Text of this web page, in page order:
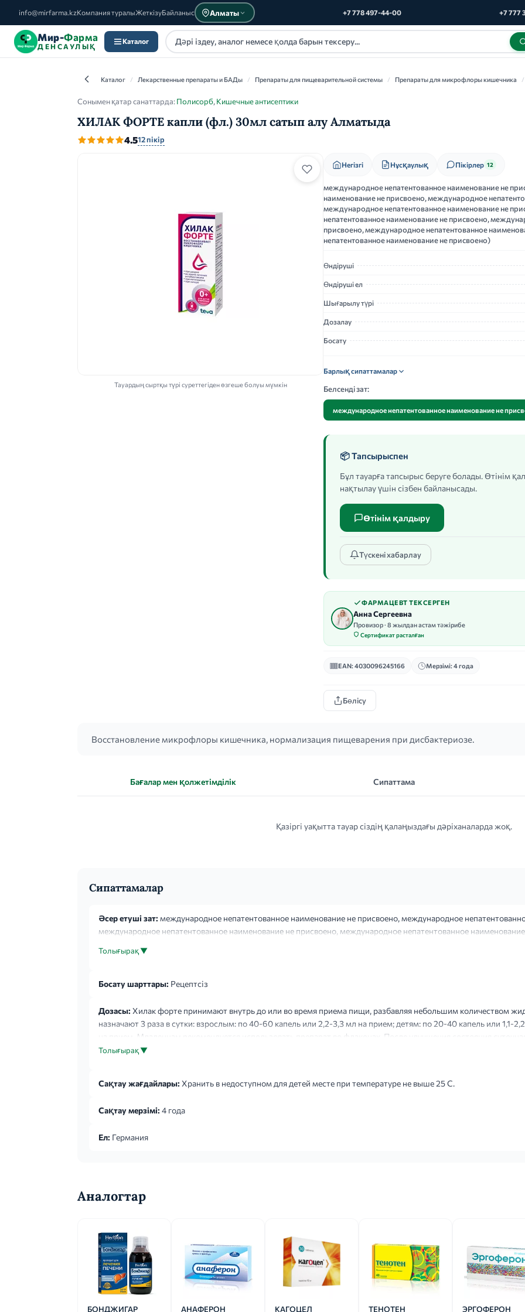
info@mirfarma.kzКомпания туралыЖеткізуБайланыс Алматы +7 778 497-44-00 +7 777
Мир-Фарма
ДЕНСАУЛЫҚ
Каталог
Каталог / Лекарственные препараты и БАДы / Препараты для пищеварительной системы / Препараты для микрофлоры кишечника /
Сонымен қатар санаттарда:Полисорб, Кишечные антисептики
ХИЛАК ФОРТЕ капли (фл.) 30мл сатып алу Алматыда
4.512 пікір
Тауардың сыртқы түрі суреттегіден өзгеше болуы мүмкін
Негізгі Нұсқаулық Пікірлер 12
международное непатентованное наименование не
наименование не присвоено, международное
международное непатентованное наименование не
непатентованное наименование не присвоено,
присвоено, международное непатентованное
непатентованное наименование не присвоено)
Өндіруші
Өндіруші ел
Шығарылу түрі
Дозалау
Босату
Барлық сипаттамалар
Белсенді зат:
международное непатентованное наименование не
📦 Тапсырыспен
Бұл тауарға тапсырыс беруге болады. Өтінім
нақтылау үшін сізбен байланысады.
Өтінім қалдыру
Түскені хабарлау
ФАРМАЦЕВТ ТЕКСЕРГЕН
Анна Сергеевна
Провизор · 8 жылдан астам тәжірибе
Сертификат расталған
EAN: 4030096245166 Мерзімі: 4 года
Бөлісу
Восстановление микрофлоры кишечника, нормализация пищеварения при дисбактериозе.
Бағалар мен қолжетімділік Сипаттама
Қазіргі уақытта тауар сіздің қалаңыздағы дәріханаларда жоқ.
Сипаттамалар
Әсер етуші зат: международное непатентованное наименование не присвоено, международное
международное непатентованное наименование не присвоено, международное непатентованное
Толығырақ ▼
Босату шарттары: Рецептсіз
Дозасы: Хилак форте принимают внутрь до или во время приема пищи, разбавляя небольшим количеством
назначают 3 раза в сутки: взрослым: по 40-60 капель или 2,2-3,3 мл на прием; детям: по 20-40 капель или 1,1-
на прием. Младенцам рекомендуется использовать препарат во флаконах. После улучшения состояния
Толығырақ ▼
Сақтау жағдайлары: Хранить в недоступном для детей месте при температуре не выше 25 С.
Сақтау мерзімі: 4 года
Ел: Германия
Аналогтар
БОНДЖИГАР АНАФЕРОН КАГОЦЕЛ ТЕНОТЕН ЭРГОФЕРОН